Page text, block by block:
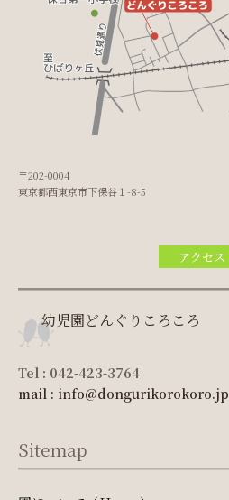
〒202-0004
東京都西東京市下保谷１-8-5
アクセス
幼児園どんぐりころころ
Tel : 042-423-3764
mail : info@dongurikorokoro.jp
Sitemap